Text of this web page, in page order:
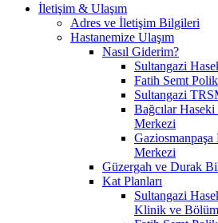
İletişim & Ulaşım
Adres ve İletişim Bilgileri
Hastanemize Ulaşım
Nasıl Giderim?
Sultangazi
Fatih Semt
Sultangazi
Bağcılar
Merkezi
Gaziosmanpaşa
Merkezi
Güzergah ve Durak
Kat Planları
Sultangazi
Klinik ve